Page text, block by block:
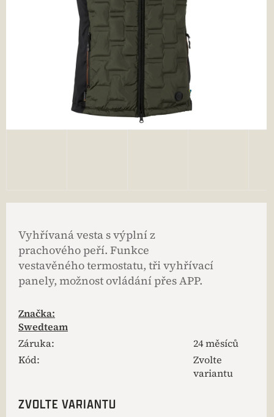
Vyhřívaná vesta s výplní z
prachového peří. Funkce
vestavěného termostatu, tři vyhřívací
panely, možnost ovládání přes APP.
Značka:
Swedteam
Záruka:
24 měsíců
Kód:
Zvolte
variantu
ZVOLTE VARIANTU